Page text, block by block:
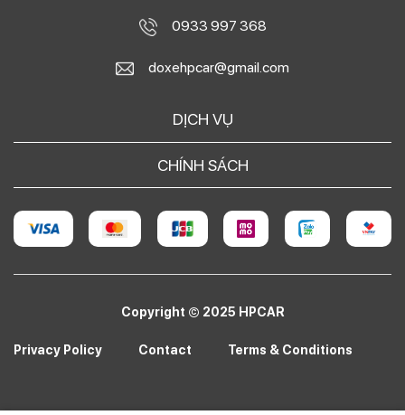
0933 997 368
doxehpcar@gmail.com
DỊCH VỤ
CHÍNH SÁCH
Copyright © 2025 HPCAR
Privacy Policy Contact Terms & Conditions